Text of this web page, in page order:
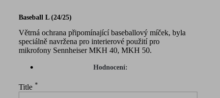
Baseball L (24/25)
Větrná ochrana připomínající baseballový míček, byla
speciálně navržena pro interierové použití pro
mikrofony Sennheiser MKH 40, MKH 50.
Hodnocení:
Title *